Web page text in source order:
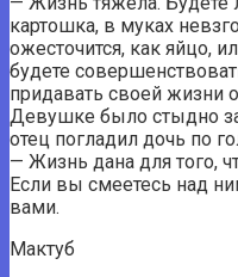
картошка, в муках
ожесточится, как яйцо,
будете
придавать своей жизни
Девушке было стыдно
отец погладил дочь по
— Жизнь дана для того,
Если вы смеетесь над
вами.
Мактуб